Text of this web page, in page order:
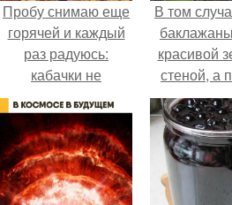
Пробу снимаю еще
горячей и каждый
раз радуюсь:
кабачки не
развариваются, а
соус получается
густым и
пикантным.
В том
красивой
стеной, а
почти не